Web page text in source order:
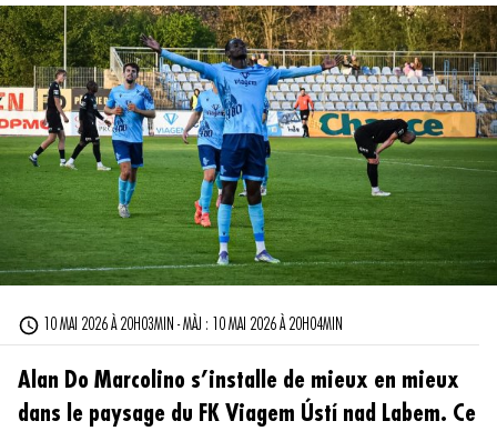
10 MAI 2026 À 20H03MIN - MÀJ : 10 MAI 2026 À 20H04MIN
Alan Do Marcolino s’installe de mieux en mieux
dans le paysage du FK Viagem Ústí nad Labem. Ce